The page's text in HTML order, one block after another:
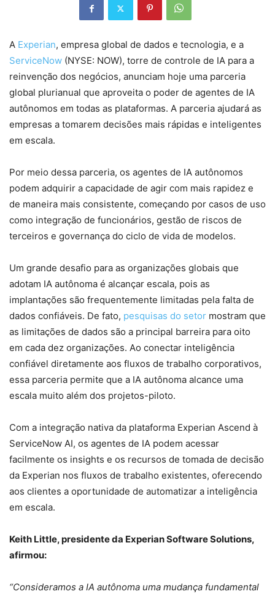
A Experian, empresa global de dados e tecnologia, e a
ServiceNow (NYSE: NOW), torre de controle de IA para a
reinvenção dos negócios, anunciam hoje uma parceria
global plurianual que aproveita o poder de agentes de IA
autônomos em todas as plataformas. A parceria ajudará as
empresas a tomarem decisões mais rápidas e inteligentes
em escala.
Por meio dessa parceria, os agentes de IA autônomos
podem adquirir a capacidade de agir com mais rapidez e
de maneira mais consistente, começando por casos de uso
como integração de funcionários, gestão de riscos de
terceiros e governança do ciclo de vida de modelos.
Um grande desafio para as organizações globais que
adotam IA autônoma é alcançar escala, pois as
implantações são frequentemente limitadas pela falta de
dados confiáveis. De fato, pesquisas do setor mostram que
as limitações de dados são a principal barreira para oito
em cada dez organizações. Ao conectar inteligência
confiável diretamente aos fluxos de trabalho corporativos,
essa parceria permite que a IA autônoma alcance uma
escala muito além dos projetos-piloto.
Com a integração nativa da plataforma Experian Ascend à
ServiceNow AI, os agentes de IA podem acessar
facilmente os insights e os recursos de tomada de decisão
da Experian nos fluxos de trabalho existentes, oferecendo
aos clientes a oportunidade de automatizar a inteligência
em escala.
Keith Little, presidente da Experian Software Solutions,
afirmou:
“Consideramos a IA autônoma uma mudança fundamental